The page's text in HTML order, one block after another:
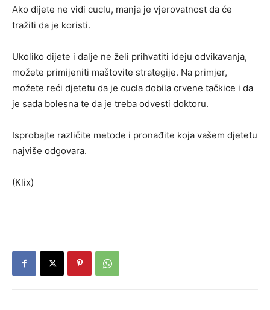
Ako dijete ne vidi cuclu, manja je vjerovatnost da će
tražiti da je koristi.
Ukoliko dijete i dalje ne želi prihvatiti ideju odvikavanja,
možete primijeniti maštovite strategije. Na primjer,
možete reći djetetu da je cucla dobila crvene tačkice i da
je sada bolesna te da je treba odvesti doktoru.
Isprobajte različite metode i pronađite koja vašem djetetu
najviše odgovara.
(Klix)